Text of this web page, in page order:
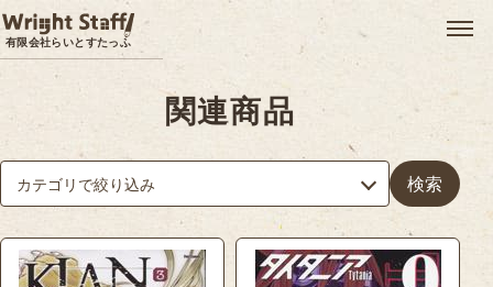
有限会社らいとすたっふ メ
関連商品
検索